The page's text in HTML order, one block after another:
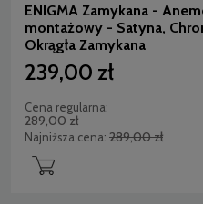
ENIGMA Zamykana -
montażowy - Satyna,
Okrągła Zamykana
239,00 zł
Cena regularna:
289,00 zł
Najniższa cena: 289,00 zł